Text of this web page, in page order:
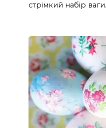
стрімкий набір ваги.